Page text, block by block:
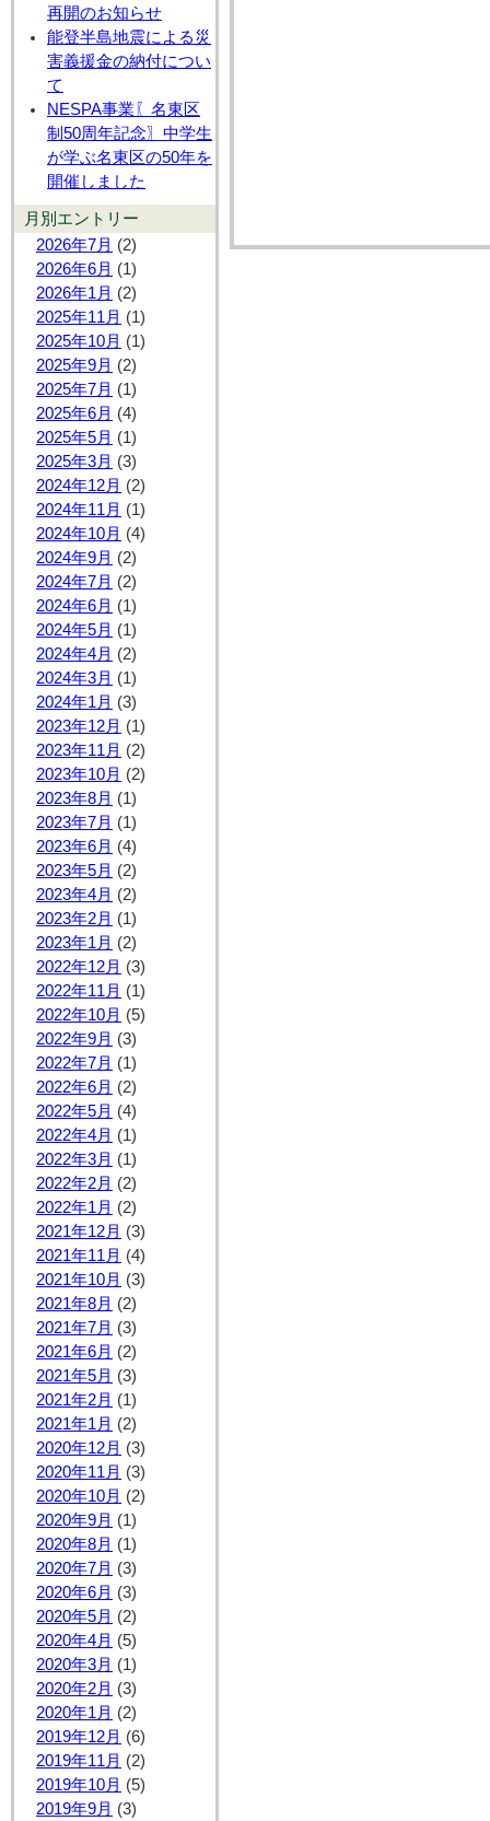
再開のお知らせ
能登半島地震による災
害義援金の納付につい
て
NESPA事業〖名東区
制50周年記念〗中学生
が学ぶ名東区の50年を
開催しました
月別エントリー
2026年7月 (2)
2026年6月 (1)
2026年1月 (2)
2025年11月 (1)
2025年10月 (1)
2025年9月 (2)
2025年7月 (1)
2025年6月 (4)
2025年5月 (1)
2025年3月 (3)
2024年12月 (2)
2024年11月 (1)
2024年10月 (4)
2024年9月 (2)
2024年7月 (2)
2024年6月 (1)
2024年5月 (1)
2024年4月 (2)
2024年3月 (1)
2024年1月 (3)
2023年12月 (1)
2023年11月 (2)
2023年10月 (2)
2023年8月 (1)
2023年7月 (1)
2023年6月 (4)
2023年5月 (2)
2023年4月 (2)
2023年2月 (1)
2023年1月 (2)
2022年12月 (3)
2022年11月 (1)
2022年10月 (5)
2022年9月 (3)
2022年7月 (1)
2022年6月 (2)
2022年5月 (4)
2022年4月 (1)
2022年3月 (1)
2022年2月 (2)
2022年1月 (2)
2021年12月 (3)
2021年11月 (4)
2021年10月 (3)
2021年8月 (2)
2021年7月 (3)
2021年6月 (2)
2021年5月 (3)
2021年2月 (1)
2021年1月 (2)
2020年12月 (3)
2020年11月 (3)
2020年10月 (2)
2020年9月 (1)
2020年8月 (1)
2020年7月 (3)
2020年6月 (3)
2020年5月 (2)
2020年4月 (5)
2020年3月 (1)
2020年2月 (3)
2020年1月 (2)
2019年12月 (6)
2019年11月 (2)
2019年10月 (5)
2019年9月 (3)